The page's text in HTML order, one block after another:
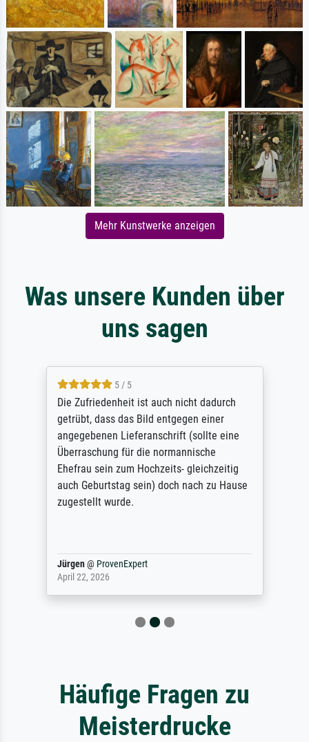
Mehr Kunstwerke anzeigen
Was unsere Kunden über
uns sagen
5 / 5
Die Zufriedenheit ist auch nicht dadurch
getrübt, dass das Bild entgegen einer
angegebenen Lieferanschrift (sollte eine
Überraschung für die normannische
Ehefrau sein zum Hochzeits- gleichzeitig
auch Geburtstag sein) doch nach zu Hause
zugestellt wurde.
Jürgen@ ProvenExpert
April 22, 2026
Häufige Fragen zu
Meisterdrucke